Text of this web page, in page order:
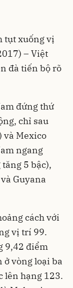
tụt xuống vị
– Việt
đà tiến bộ rõ
đứng thứ
chỉ sau
và Mexico
ngang
5 bậc),
Guyana
cách với
vị trí 99.
9,42 điểm
vòng loại ba
lên hạng 123.